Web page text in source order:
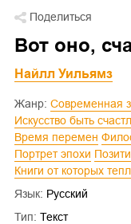
Поделиться
Вот оно,
Найлл Уильямз
Жанр:
Современная
Искусство быть
Время перемен
Портрет эпохи
Книги от которых
Язык: Русский
Тип: Текст